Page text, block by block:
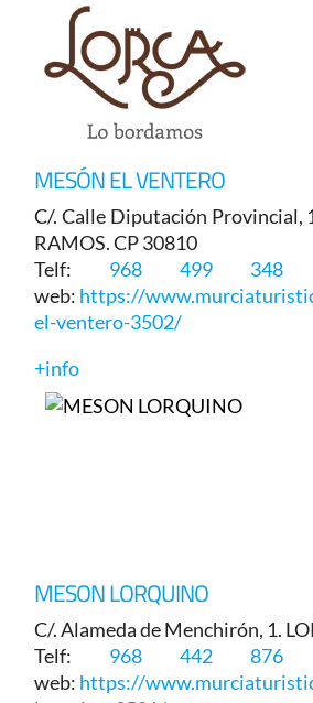
MESÓN EL VENTERO
C/. Calle Diputación Provincial,
RAMOS. CP 30810
Telf: 968 499 348
web: https://
el-ventero-3502/
+info
MESON LORQUINO
C/. Alameda de Menchirón, 1.
Telf: 968 442 876
web: https://